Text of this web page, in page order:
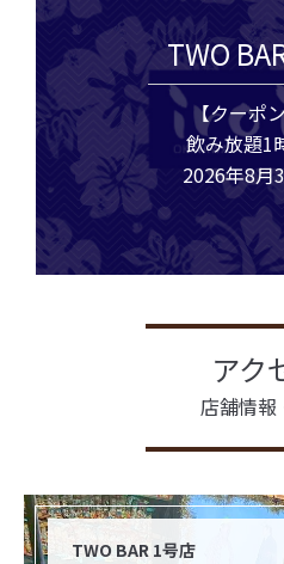
TWO
【クーポ
飲み放題1
2026年8月
アク
店舗情報
TWO BAR 1号店